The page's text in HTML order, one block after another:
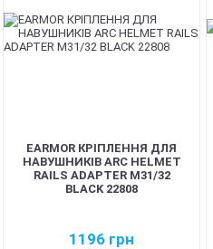
EARMOR КРІПЛЕННЯ ДЛЯ
НАВУШНИКІВ ARC HELMET
RAILS ADAPTER M31/32
BLACK 22808
1196 грн